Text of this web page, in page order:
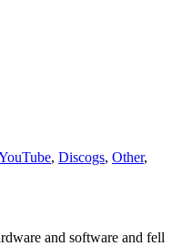
, Discogs, Other,
and software and fell